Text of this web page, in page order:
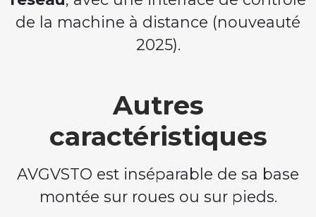
de la machine à distance (nouveauté
2025).
Autres
caractéristiques
AVGVSTO est inséparable de sa base
montée sur roues ou sur pieds.